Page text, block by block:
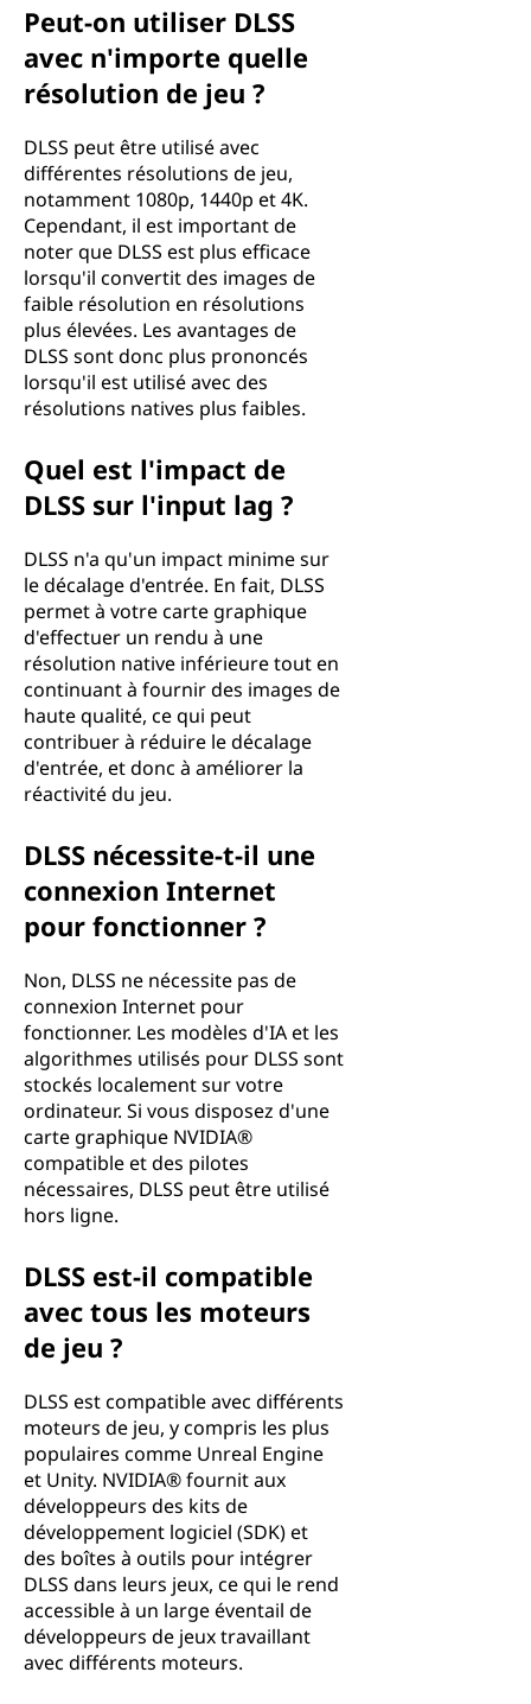
Peut-on utiliser DLSS
avec n'importe quelle
résolution de jeu ?
DLSS peut être utilisé avec
différentes résolutions de jeu,
notamment 1080p, 1440p et 4K.
Cependant, il est important de
noter que DLSS est plus efficace
lorsqu'il convertit des images de
faible résolution en résolutions
plus élevées. Les avantages de
DLSS sont donc plus prononcés
lorsqu'il est utilisé avec des
résolutions natives plus faibles.
Quel est l'impact de
DLSS sur l'input lag ?
DLSS n'a qu'un impact minime sur
le décalage d'entrée. En fait, DLSS
permet à votre carte graphique
d'effectuer un rendu à une
résolution native inférieure tout en
continuant à fournir des images de
haute qualité, ce qui peut
contribuer à réduire le décalage
d'entrée, et donc à améliorer la
réactivité du jeu.
DLSS nécessite-t-il une
connexion Internet
pour fonctionner ?
Non, DLSS ne nécessite pas de
connexion Internet pour
fonctionner. Les modèles d'IA et les
algorithmes utilisés pour DLSS sont
stockés localement sur votre
ordinateur. Si vous disposez d'une
carte graphique NVIDIA®
compatible et des pilotes
nécessaires, DLSS peut être utilisé
hors ligne.
DLSS est-il compatible
avec tous les moteurs
de jeu ?
DLSS est compatible avec différents
moteurs de jeu, y compris les plus
populaires comme Unreal Engine
et Unity. NVIDIA® fournit aux
développeurs des kits de
développement logiciel (SDK) et
des boîtes à outils pour intégrer
DLSS dans leurs jeux, ce qui le rend
accessible à un large éventail de
développeurs de jeux travaillant
avec différents moteurs.